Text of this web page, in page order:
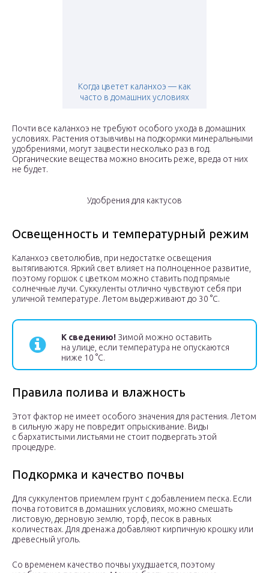
Когда цветет каланхоэ — как
часто в домашних условиях
Почти все каланхоэ не требуют особого ухода в домашних
условиях. Растения отзывчивы на подкормки минеральными
удобрениями, могут зацвести несколько раз в год.
Органические вещества можно вносить реже, вреда от них
не будет.
Удобрения для кактусов
Освещенность и температурный режим
Каланхоэ светолюбив, при недостатке освещения
вытягиваются. Яркий свет влияет на полноценное развитие,
поэтому горшок с цветком можно ставить под прямые
солнечные лучи. Суккуленты отлично чувствуют себя при
уличной температуре. Летом выдерживают до 30 °С.
К сведению! Зимой можно оставить
на улице, если температура не опускаются
ниже 10 °С.
Правила полива и влажность
Этот фактор не имеет особого значения для растения. Летом
в сильную жару не повредит опрыскивание. Виды
с бархатистыми листьями не стоит подвергать этой
процедуре.
Подкормка и качество почвы
Для суккулентов приемлем грунт с добавлением песка. Если
почва готовится в домашних условиях, можно смешать
листовую, дерновую землю, торф, песок в равных
количествах. Для дренажа добавляют кирпичную крошку или
древесный уголь.
Со временем качество почвы ухудшается, поэтому